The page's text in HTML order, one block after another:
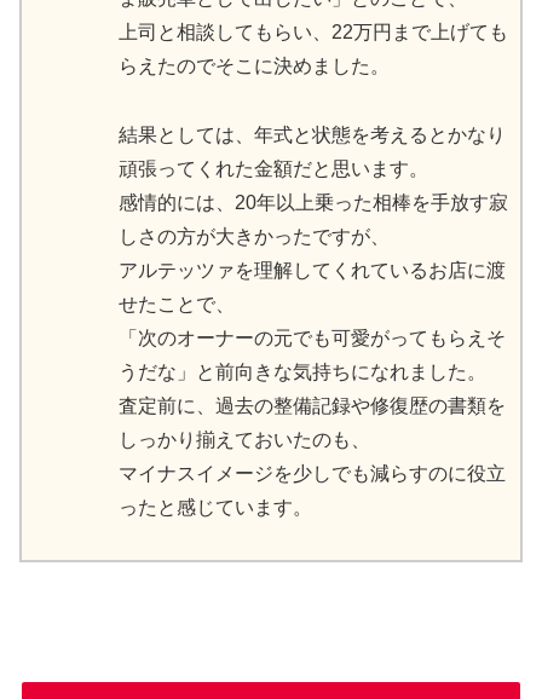
上司と相談してもらい、22万円まで上げても
らえたのでそこに決めました。
結果としては、年式と状態を考えるとかなり
頑張ってくれた金額だと思います。
感情的には、20年以上乗った相棒を手放す寂
しさの方が大きかったですが、
アルテッツァを理解してくれているお店に渡
せたことで、
「次のオーナーの元でも可愛がってもらえそ
うだな」と前向きな気持ちになれました。
査定前に、過去の整備記録や修復歴の書類を
しっかり揃えておいたのも、
マイナスイメージを少しでも減らすのに役立
ったと感じています。